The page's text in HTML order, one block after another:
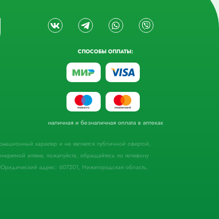
СПОСОБЫ ОПЛАТЫ:
наличная и безналичная оплата в аптеках
характер и не является публичной офертой,
аптеке, пожалуйста, обращайтесь по телефону
адрес: 607201, Нижегородская область,